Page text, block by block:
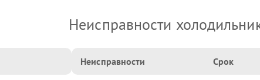
Неисправности
Неисправности Срок